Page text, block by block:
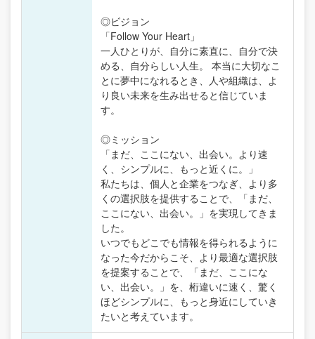
◎ビジョン
「Follow Your Heart」
一人ひとりが、自分に素直に、自分で決
める、自分らしい人生。 本当に大切なこ
とに夢中になれるとき、人や組織は、よ
り良い未来を生み出せると信じていま
す。
◎ミッション
「まだ、ここにない、出会い。より速
く、シンプルに、もっと近くに。」
私たちは、個人と企業をつなぎ、より多
くの選択肢を提供することで、「まだ、
ここにない、出会い。」を実現してきま
した。
いつでもどこでも情報を得られるように
なった今だからこそ、より最適な選択肢
を提案することで、「まだ、ここにな
い、出会い。」を、桁違いに速く、驚く
ほどシンプルに、もっと身近にしていき
たいと考えています。